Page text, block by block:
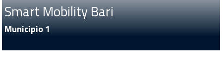
Smart Mobility Bari
Municipio 1